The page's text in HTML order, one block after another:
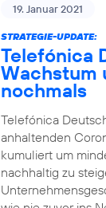
19. Januar 2021
STRATEGIE-UPDATE:
Telefónica
Wachstum
nochmals
Telefónica
anhaltenden
kumuliert um
nachhaltig zu